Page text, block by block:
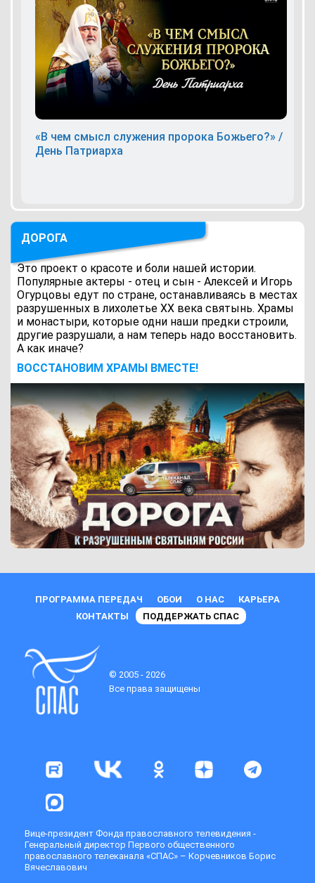
«В чем смысл служения пророка Божьего?» /
День Патриарха
ДОРОГА
Это проект о красоте и боли нашей истории.
Популярные актеры - отец и сын - Алексей и Игорь
Огурцовы едут по стране, останавливаясь в местах
разрушенных в лихолетье ХХ века святынь. Храмы
и монастыри, которые одни наши предки строили,
другие разрушали, а нам теперь надо восстановить.
А как иначе?
ВОCСТАНОВИМ ХРАМЫ ВМЕСТЕ!
ПРОГРАММА ПЕРЕДАЧ ОБОИ О НАС
КАРЬЕРА
КОНТАКТЫ
ПОДДЕРЖАТЬ СПАС
© 2005 - 2026
Все права защищены
Вице-президент Фонда православного телевидения -
Генеральный директор Первого общественного
православного телеканала «СПАС» – Корчевников Борис
Вячеславович